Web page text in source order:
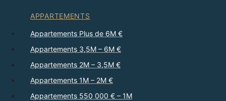
APPARTEMENTS
Appartements Plus de 6M €
Appartements 3,5M – 6M €
Appartements 2M – 3,5M €
Appartements 1M – 2M €
Appartements 550 000 € – 1M